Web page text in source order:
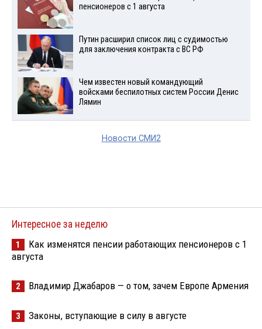
пенсионеров с 1 августа
Путин расширил список лиц с судимостью
для заключения контракта с ВС РФ
Чем известен новый командующий
войсками беспилотных систем России Денис
Лямин
Новости СМИ2
Интересное за неделю
1
Как изменятся пенсии работающих пенсионеров с 1
августа
2 Владимир Джабаров — о том, зачем Европе Армения
3 Законы, вступающие в силу в августе